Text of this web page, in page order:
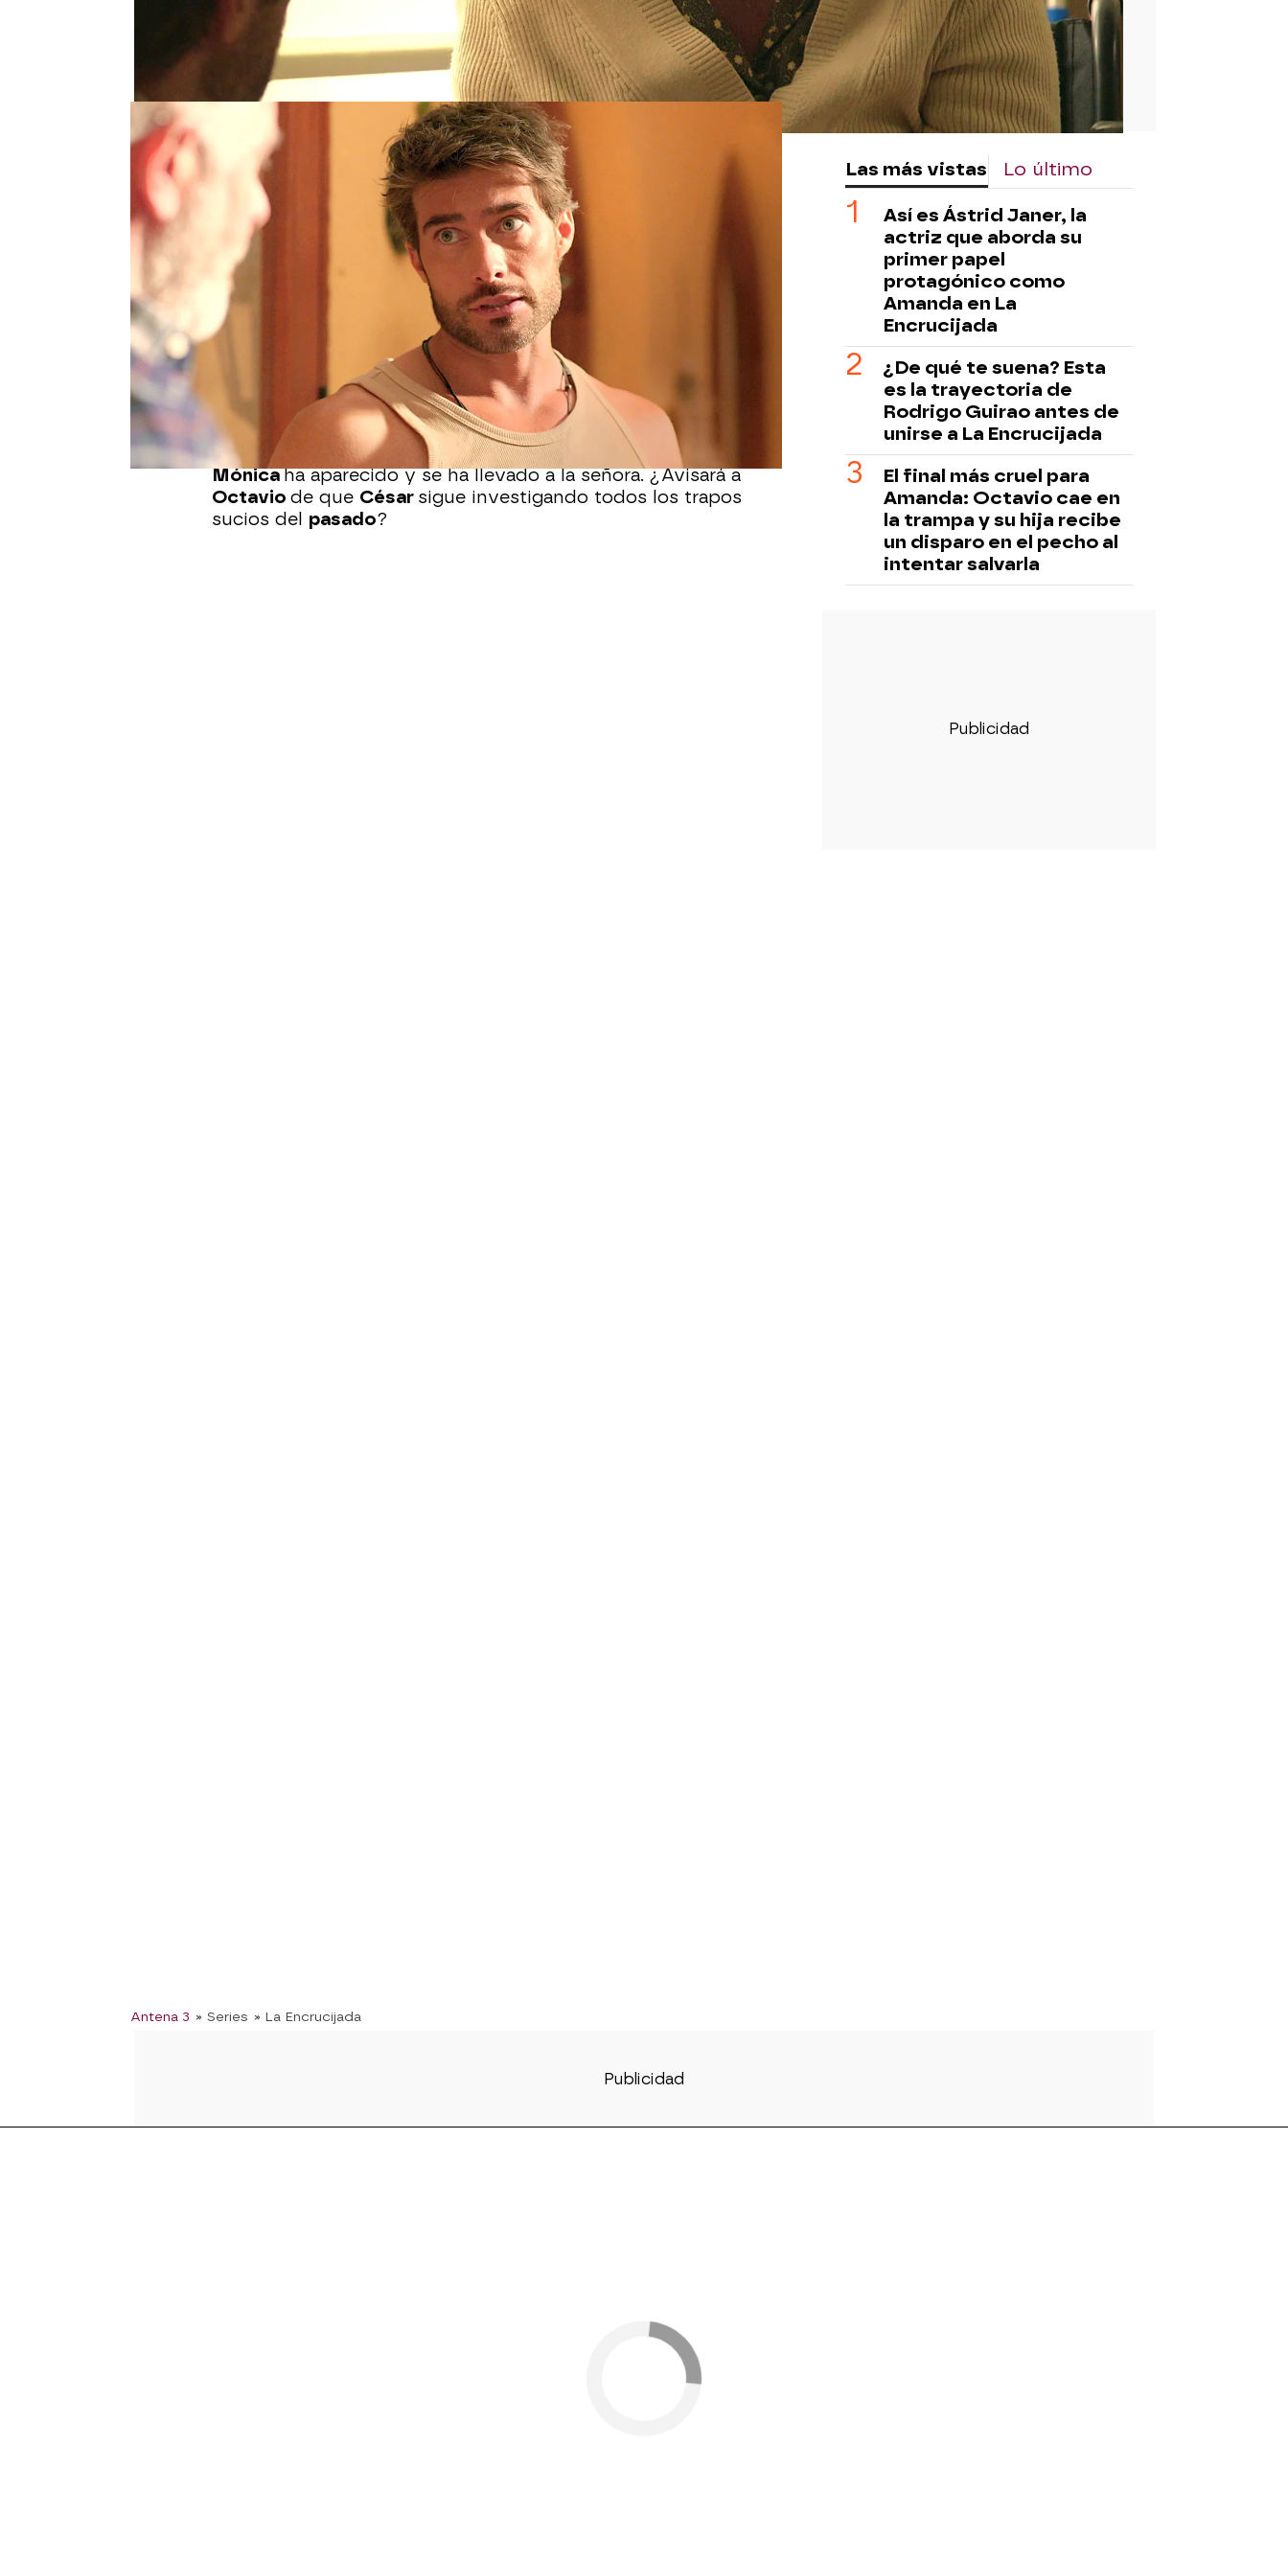
orfanato no fueron casualidad, y estádispuestoadescubrirlo .
Y sabe que su mejor baza la tiene muy cerca:
Beatriz, la
directora que ocupó el puesto del tirano hombre tras su
muerte
Aprovechando una de las visitas de sumadre
ha acercado a la mujer para ver qué podía descubrir: “Me han
dicho que usted fue ladirectorade un hogar para
”, ha
comenzado.
La mujer ha recordadoilusionadalos días en el orfanato, pero
César
rápidamente ha desviado la conversación hacia donde él
quería: “Hubo un asesinato de un antiguo
ser?”
mujerha perdido la sonrisa, afirmando que el
hombre era un monstruo y que cogieron a un
huérfano
cualquiera porque “alguien tenía que pagar elpato
confirmado.
Pero antes de que pudiese continuar con el interrogatorio,
Mónicaha aparecido y se ha llevado a la señora. ¿Avisará a
Octavio de que César sigue investigando todos los trapos
sucios del pasado?
Antena 3 » Series » La Encrucijada
Las más vistas Lo último
Así es Ástrid Janer, la
actriz que aborda su
primer papel
protagónico como
Amanda en La
Encrucijada
¿De qué te suena? Esta
es la trayectoria de
Rodrigo Guirao antes de
unirse a La Encrucijada
El final más cruel para
Amanda: Octavio cae en
la trampa y su hija recibe
un disparo en el pecho al
intentar salvarla